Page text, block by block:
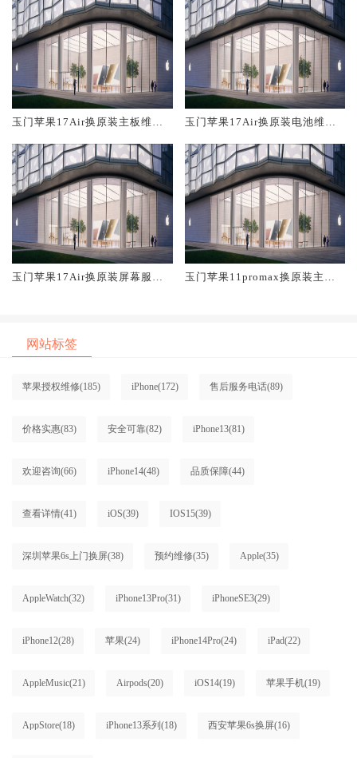
玉门苹果17Air换原装主板维修
玉门苹果17Air换原装电池维修
玉门苹果17Air换原装屏幕服务
玉门苹果11promax换原装主板
网站标签
苹果授权维修(185) iPhone(172) 售后服务电话(89)
价格实惠(83) 安全可靠(82) iPhone13(81)
欢迎咨询(66) iPhone14(48) 品质保障(44)
查看详情(41) iOS(39) IOS15(39)
深圳苹果6s上门换屏(38) 预约维修(35) Apple(35)
AppleWatch(32) iPhone13Pro(31) iPhoneSE3(29)
iPhone12(28) 苹果(24) iPhone14Pro(24) iPad(22)
AppleMusic(21) Airpods(20) iOS14(19) 苹果手机(19)
AppStore(18) iPhone13系列 (18) 西安苹果6s换屏(16)